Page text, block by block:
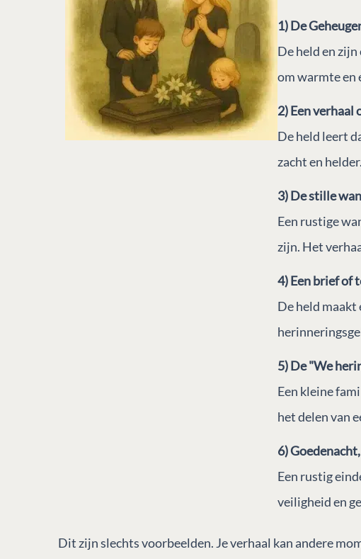
1) De
De held en
om warmte en
2) Een verhaal
De held leert
zacht en helder.
3) De stille
Een rustige
zijn. Het
4) Een brief of
De held maakt
5) De "We
Een kleine
het delen van
6)
Een rustig
veiligheid en
Dit zijn slechts voorbeelden. Je verhaal kan andere